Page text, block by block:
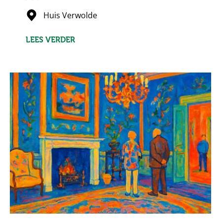
Huis Verwolde
LEES VERDER